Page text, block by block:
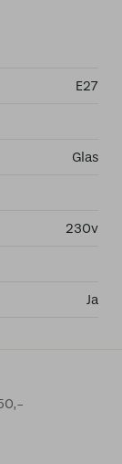
E27
Glas
230v
Ja